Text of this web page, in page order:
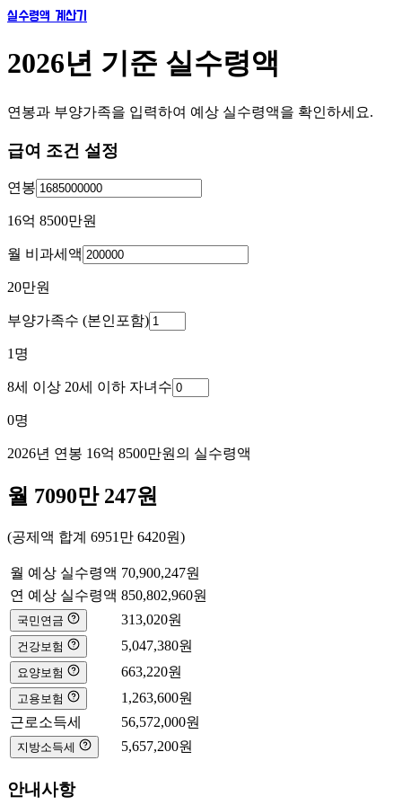
실수령액 계산기
2026년 기준 실수령액
연봉과 부양가족을 입력하여 예상 실수령액을 확인하세요.
급여 조건 설정
연봉
16억 8500만원
월 비과세액
20만원
부양가족수 (본인포함)
1 명
8세 이상 20세 이하 자녀수
0명
2026년 연봉 16억 8500만원의 실수령액
월 7090만 247원
(공제액 합계 6951만 6420원)
월 예상 실수령액 70,900,247원
연 예상 실수령액 850,802,960원
국민연금 313,020원
건강보험 5,047,380원
요양보험 663,220원
고용보험 1,263,600원
근로소득세
56,572,000원
지방소득세 5,657,200원
안내사항